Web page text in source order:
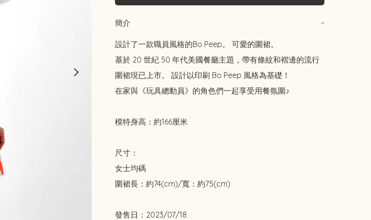
簡介 −
設計了一款職員風格的Bo Peep。 可愛的圍裙。
基於 20 世紀 50 年代美國餐廳主題，帶有條紋和褶邊的流行
圍裙現已上市。 設計以印刷 Bo Peep 風格為基礎！
在家與《玩具總動員》的角色們一起享受用餐氛圍♪
模特身高：約166厘米
尺寸：
女士均碼
圍裙長：約74(cm)/寬：約75(cm)
發售日：2023/07/18